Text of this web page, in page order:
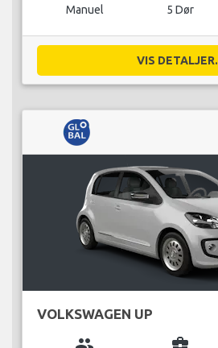
Manuel 5 Dør
VIS
VOLKSWAGEN UP
group business_center